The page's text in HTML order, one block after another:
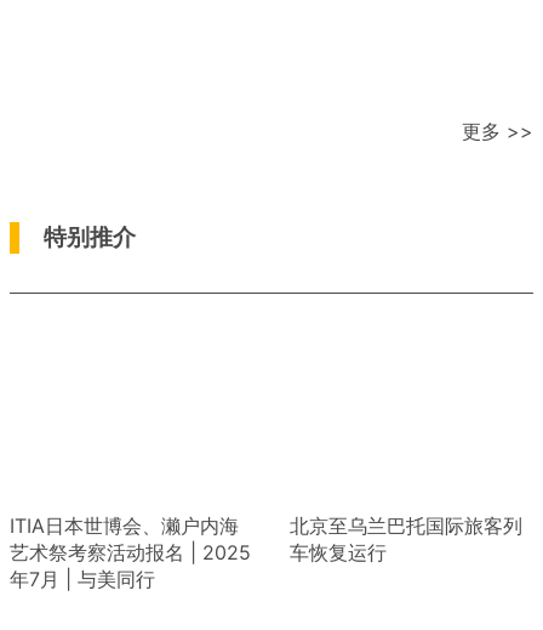
更多 >>
特别推介
ITIA日本世博会、濑户内海
艺术祭考察活动报名 | 2025
年7月 | 与美同行
北京至乌兰巴托国际旅客列
车恢复运行